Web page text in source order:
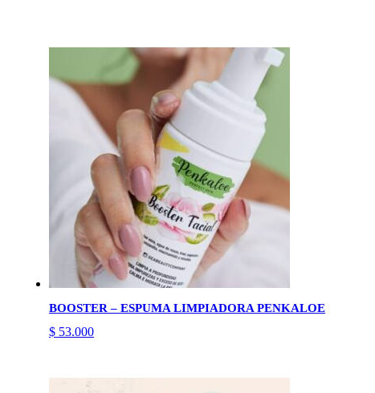
BOOSTER – ESPUMA LIMPIADORA PENKALOE
$53.000